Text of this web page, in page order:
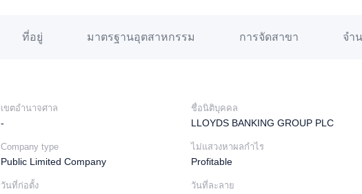
ที่อยู่ มาตรฐานอุตสาหกรรม การจัดสาขา จำ
เขตอำนาจศาล
-
ชื่อนิติบุคคล
LLOYDS BANKING GROUP PLC
Company type
Public Limited Company
ไม่แสวงหาผลกำไร
Profitable
วันที่ก่อตั้ง วันที่ละลาย